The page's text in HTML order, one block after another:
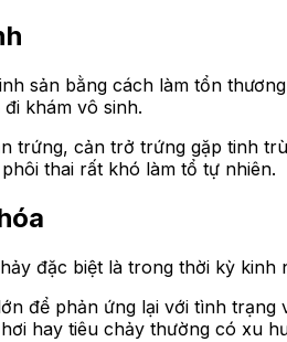
sản bằng cách làm tổn
khám vô sinh.
trứng, cản trở trứng gặp tinh
thai rất khó làm tổ tự nhiên.
đặc biệt là trong thời kỳ kinh
để phản ứng lại với tình
hay tiêu chảy thường có xu